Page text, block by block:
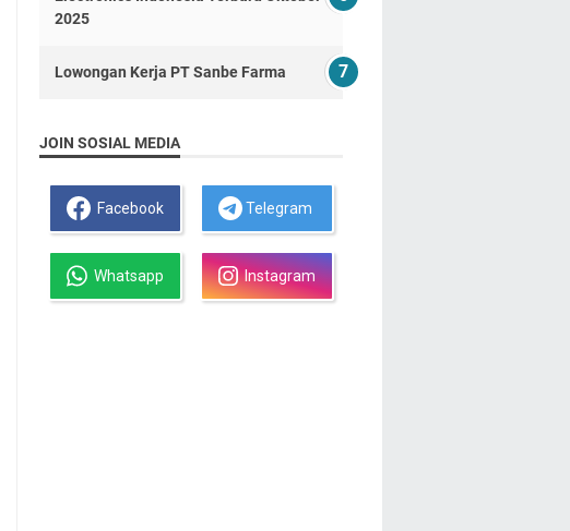
2025
Lowongan Kerja PT Sanbe Farma
JOIN SOSIAL MEDIA
Facebook Telegram
Whatsapp Instagram